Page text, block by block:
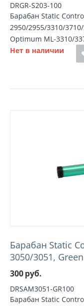
DRGR-S203-100
Барабан Static
2950/2955/3310/
Optimum ML-3310/
Нет в наличии
Барабан Static
3050/3051, Green
300руб.
DRSAM3051-GR100
Барабан Static